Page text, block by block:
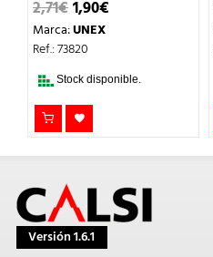
2,71€EL
PRECIO
ORIGINAL
ERA:
1,90€
Marca:UNEX
Ref.: 73820
Stock disponible.
Versión 1.6.1